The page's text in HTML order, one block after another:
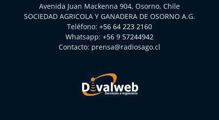
Avenida Juan Mackenna 904, Osorno, Chile
SOCIEDAD AGRICOLA Y GANADERA DE OSORNO A.G.
Teléfono: +56 64 223 2160
Whatsapp: +56 9 57244942
Contacto: prensa@radiosago.cl